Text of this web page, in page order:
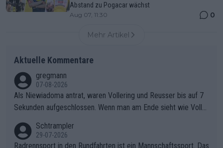
Abstand zu Pogacar wächst
Aug 07, 11:30 0
Mehr Artikel
Aktuelle Kommentare
gregmann
07-08-2026
Als Niewiadoma antrat, waren Vollering und Reusser bis auf 7
Sekunden aufgeschlossen. Wenn man am Ende sieht wie Voller
ering die 7 Sekunden zu Niewiadoma nicht geschlossen hat un
d den Abstand hat anwachsen lassen. Ein schwerer taktischer
Schtrampler
29-07-2026
Radrennsport in den Rundfahrten ist ein Mannschaftssport. Das